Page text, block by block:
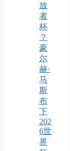
放
者
杯
？
豪
尔
赫·
马
斯
布
下
202
6世
界